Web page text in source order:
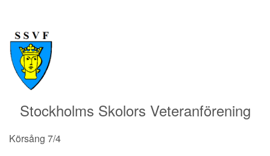
Stockholms Skolors Veteranförening
Körsång 7/4